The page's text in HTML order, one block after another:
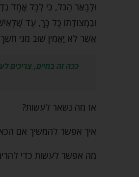
וּלְבָאֵר הַכֹּל, כִּי לְכָל אֶחָד
וּבִמְצוּדָתוֹ כָּל כָּךְ, עַד
אֲשֶׁר לֹא יַאֲמִין שׁוּב מִנִּי
ככה זה בחיים, צריכים
אז מה נשאר לעשות?
איך אפשר להמשיך אם
מה אפשר לעשות כדי